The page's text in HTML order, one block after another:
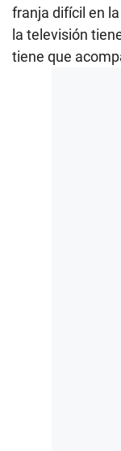
franja difícil en
la televisión
tiene que